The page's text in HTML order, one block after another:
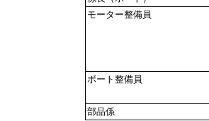
モーター整備員
ボート整備員
部品係